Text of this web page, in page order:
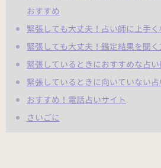
おすすめ
緊張しても大丈夫！占い師に上手
緊張しても大丈夫！鑑定結果を聞く
緊張しているときにおすすめな占
緊張しているときに向いていない
おすすめ！電話占いサイト
さいごに